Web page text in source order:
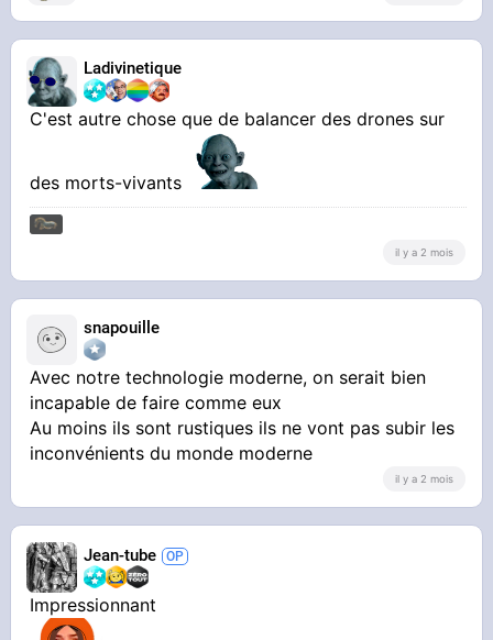
Ladivinetique
C'est autre chose que de balancer des drones sur
des morts-vivants
il y a 2 mois
snapouille
Avec notre technologie moderne, on serait bien
incapable de faire comme eux
Au moins ils sont rustiques ils ne vont pas subir les
inconvénients du monde moderne
il y a 2 mois
Jean-tube
Impressionnant